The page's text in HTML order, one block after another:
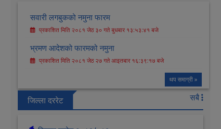
सवारी लगबुकको नमुना फारम
प्रकाशित मिति २०८१ जेठ ३० गते बुधबार १३:५३:४१ बजे
भ्रमण आदेशको फारमको नमुना
प्रकाशित मिति २०८१ जेठ २७ गते आइतबार १६:३९:१७ बजे
थप समाग्री »
जिल्ला दररेट सबै